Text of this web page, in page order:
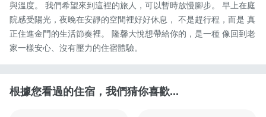
與溫度。 我們希望來到這裡的旅人，可以暫時放慢腳步。 早上在庭
院感受陽光，夜晚在安靜的空間裡好好休息， 不是趕行程，而是 真
正住進金門的生活節奏裡。 隆馨大悅想帶給你的，是一種 像回到老
家一樣安心、沒有壓力的住宿體驗。
根據您看過的住宿，我們猜你喜歡...